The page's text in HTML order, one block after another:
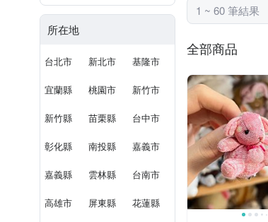
所在地
台北市 新北市 基隆市
宜蘭縣 桃園市 新竹市
新竹縣 苗栗縣 台中市
彰化縣 南投縣 嘉義市
嘉義縣 雲林縣 台南市
高雄市 屏東縣 花蓮縣
1 ~ 60 筆結果
全部商品